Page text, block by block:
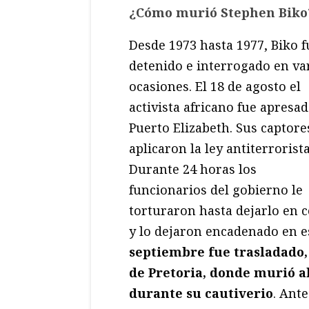
¿Cómo murió Stephen
Desde 1973 hasta 1977, Biko
detenido e interrogado en
ocasiones. El 18 de agosto el
activista africano fue
Puerto Elizabeth. Sus
aplicaron la ley
Durante 24 horas los
funcionarios del gobierno le
torturaron hasta dejarlo en
y lo dejaron encadenado en
septiembre fue
de Pretoria, donde murió
durante su cautiverio.